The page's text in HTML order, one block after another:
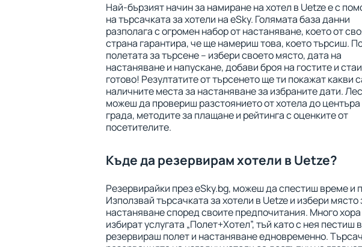
Най-бързият начин за намиране на хотел в Uetze е с
на търсачката за хотели на eSky. Голямата база данни
разполага с огромен набор от настаняване, което от
страна гарантира, че ще намериш това, което търсиш.
полетата за търсене – избери своето място, дата на
настаняване и напускане, добави броя на гостите и
готово! Резултатите от търсенето ще ти покажат какви
наличните места за настаняване за избраните дати.
можеш да провериш разстоянието от хотела до центъра
града, методите за плащане и рейтинга с оценките от
посетителите.
Къде да резервирам хотели в Uetze?
Резервирайки през eSky.bg, можеш да спестиш време и
Използвай търсачката за хотели в Uetze и избери място
настаняване според своите предпочитания. Много хора
избират услугата „Полет+Хотел”, тъй като с нея пестиш
резервираш полет и настаняване едновременно.